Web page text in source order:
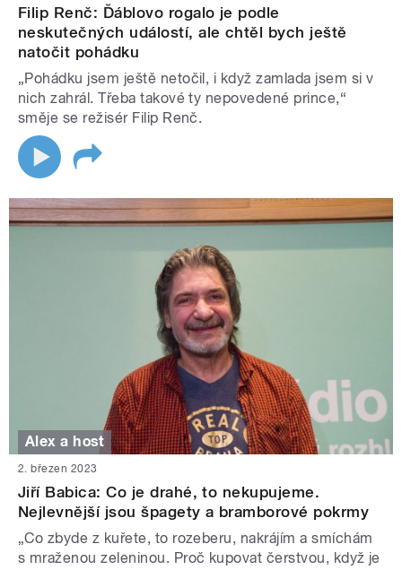
Filip Renč: Ďáblovo rogalo je podle
neskutečných událostí, ale chtěl bych ještě
natočit pohádku
„Pohádku jsem ještě netočil, i když zamlada jsem si v
nich zahrál. Třeba takové ty nepovedené prince,“
směje se režisér Filip Renč.
Alex a host
2. březen 2023
Jiří Babica: Co je drahé, to nekupujeme.
Nejlevnější jsou špagety a bramborové pokrmy
„Co zbyde z kuřete, to rozeberu, nakrájím a smíchám
s mraženou zeleninou. Proč kupovat čerstvou, když je